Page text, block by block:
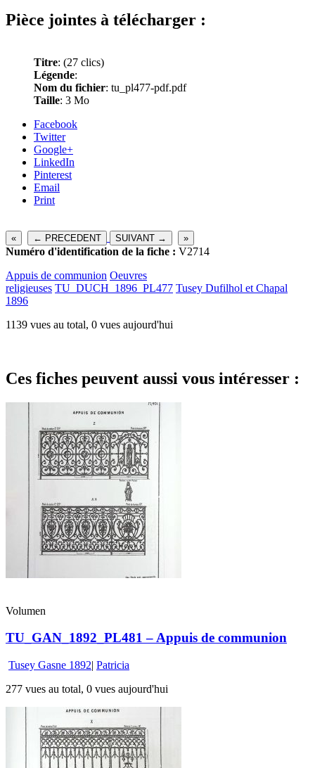
Pièce jointes à télécharger :
Titre: (27 clics)
Légende:
Nom du fichier: tu_pl477-pdf.pdf
Taille: 3 Mo
Facebook
Twitter
Google+
LinkedIn
Pinterest
Email
Print
« ← PRECEDENT SUIVANT → »
Numéro d'identification de la fiche : V2714
Appuis de communion Oeuvres
religieuses TU_DUCH_1896_PL477 Tusey Dufilhol et Chapal
1896
1139 vues au total, 0 vues aujourd'hui
Ces fiches peuvent aussi vous intéresser :
Volumen
TU_GAN_1892_PL481 – Appuis de communion
Tusey Gasne 1892| Patricia
277 vues au total, 0 vues aujourd'hui